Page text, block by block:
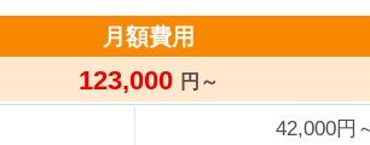
月額費用
123,000 円～
42,000円